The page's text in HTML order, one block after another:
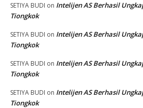
SETIYA BUDI on Intelijen AS Berhasil
Tiongkok
SETIYA BUDI on Intelijen AS Berhasil
Tiongkok
SETIYA BUDI on Intelijen AS Berhasil
Tiongkok
SETIYA BUDI on Intelijen AS Berhasil
Tiongkok